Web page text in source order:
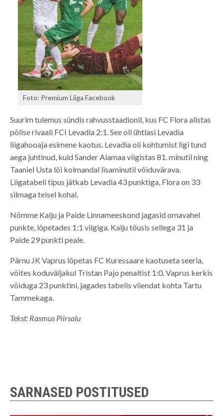
Foto: Premium Liiga Facebook
Suurim tulemus sündis rahvusstaadionil, kus FC Flora alistas
põlise rivaali FCI Levadia 2:1. See oli ühtlasi Levadia
liigahooaja esimene kaotus. Levadia oli kohtumist ligi tund
aega juhtinud, kuid Sander Alamaa viigistas 81. minutil ning
Taaniel Usta lõi kolmandal lisaminutil võiduvärava.
Liigatabeli tipus jätkab Levadia 43 punktiga, Flora on 33
silmaga teisel kohal.
Nõmme Kalju ja Paide Linnameeskond jagasid omavahel
punkte, lõpetades 1:1 viigiga. Kalju tõusis sellega 31 ja
Paide 29 punkti peale.
Pärnu JK Vaprus lõpetas FC Kuressaare kaotuseta seeria,
võites koduväljakul Tristan Pajo penaltist 1:0. Vaprus kerkis
võiduga 23 punktini, jagades tabelis viiendat kohta Tartu
Tammekaga.
Tekst: Rasmus Piirsalu
SARNASED POSTITUSED